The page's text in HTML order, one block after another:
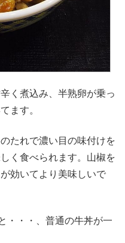
く煮込み、半熟卵が乗っ
ます。
たれで濃い目の味付けを
く食べられます。山椒を
効いてより美味しいで
・・・、普通の牛丼が一